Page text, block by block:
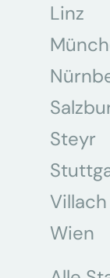
Linz
Steyr
Villach
Wien